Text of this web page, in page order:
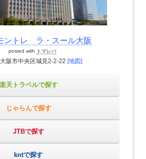
ントレ ラ・スール大阪
posted with トマレバ
阪市中央区城見2-2-22 [地図]
楽天トラベルで探す
じゃらんで探す
JTBで探す
kntで探す